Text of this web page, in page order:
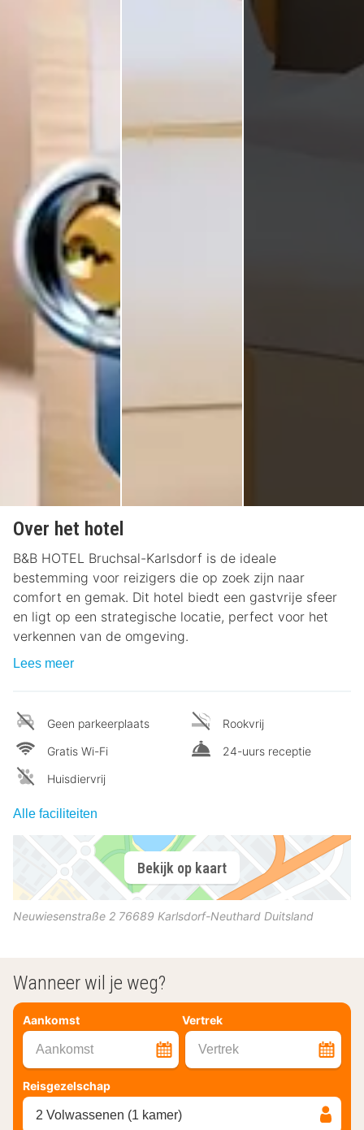
Over het hotel
B&B HOTEL Bruchsal-Karlsdorf is de ideale
bestemming voor reizigers die op zoek zijn naar
comfort en gemak. Dit hotel biedt een gastvrije sfeer
en ligt op een strategische locatie, perfect voor het
verkennen van de omgeving.
Lees meer
Geen parkeerplaats
Gratis Wi-Fi
Huisdiervrij
Rookvrij
24-uurs receptie
Alle faciliteiten
Bekijk op kaart
Neuwiesenstraße 2 76689 Karlsdorf-Neuthard Duitsland
Wanneer wil je weg?
Aankomst Vertrek
Aankomst Vertrek
Reisgezelschap
2 Volwassenen (1 kamer)